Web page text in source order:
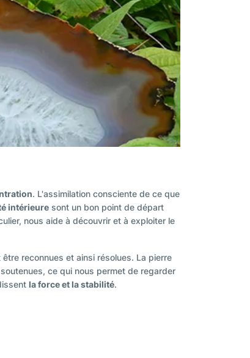
. L'assimilation consciente de ce que
intérieure sont un bon point de départ
nous aide à découvrir et à exploiter le
reconnues et ainsi résolues. La pierre
ce qui nous permet de regarder
la force et la stabilité.